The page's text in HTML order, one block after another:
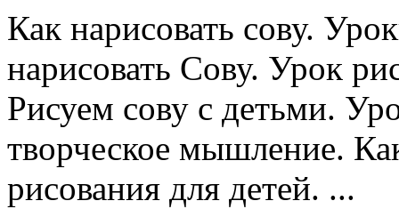
Как нарисовать сову.
нарисовать Сову. Урок
Рисуем сову с детьми.
творческое мышление.
рисования для детей. ...